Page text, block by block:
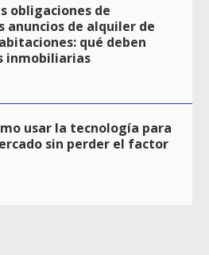
obligaciones de
anuncios de alquiler de
qué deben
inmobiliarias
usar la tecnología para
sin perder el factor